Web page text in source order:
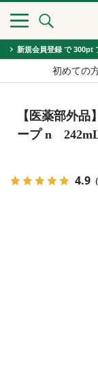
新規会員登録 で 300pt
初めての
【医薬部外
ープ n
4.9